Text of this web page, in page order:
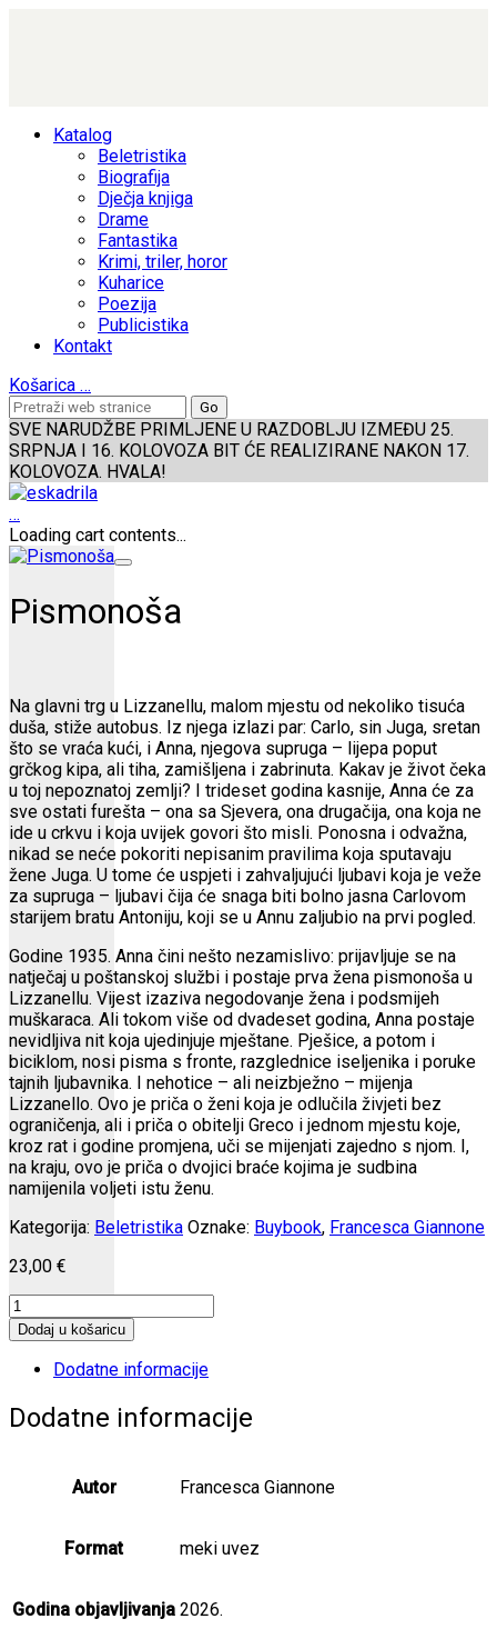
Katalog
Beletristika
Biografija
Dječja knjiga
Drame
Fantastika
Krimi, triler, horor
Kuharice
Poezija
Publicistika
Kontakt
Košarica …
SVE NARUDŽBE PRIMLJENE U RAZDOBLJU IZMEĐU 25.
SRPNJA I 16. KOLOVOZA BIT ĆE REALIZIRANE NAKON 17.
KOLOVOZA. HVALA!
…
Loading cart contents...
Pismonoša
Na glavni trg u Lizzanellu, malom mjestu od nekoliko tisuća
duša, stiže autobus. Iz njega izlazi par: Carlo, sin Juga, sretan
što se vraća kući, i Anna, njegova supruga – lijepa poput
grčkog kipa, ali tiha, zamišljena i zabrinuta. Kakav je život čeka
u toj nepoznatoj zemlji? I trideset godina kasnije, Anna će za
sve ostati furešta – ona sa Sjevera, ona drugačija, ona koja ne
ide u crkvu i koja uvijek govori što misli. Ponosna i odvažna,
nikad se neće pokoriti nepisanim pravilima koja sputavaju
žene Juga. U tome će uspjeti i zahvaljujući ljubavi koja je veže
za supruga – ljubavi čija će snaga biti bolno jasna Carlovom
starijem bratu Antoniju, koji se u Annu zaljubio na prvi pogled.
Godine 1935. Anna čini nešto nezamislivo: prijavljuje se na
natječaj u poštanskoj službi i postaje prva žena pismonoša u
Lizzanellu. Vijest izaziva negodovanje žena i podsmijeh
muškaraca. Ali tokom više od dvadeset godina, Anna postaje
nevidljiva nit koja ujedinjuje mještane. Pješice, a potom i
biciklom, nosi pisma s fronte, razglednice iseljenika i poruke
tajnih ljubavnika. I nehotice – ali neizbježno – mijenja
Lizzanello. Ovo je priča o ženi koja je odlučila živjeti bez
ograničenja, ali i priča o obitelji Greco i jednom mjestu koje,
kroz rat i godine promjena, uči se mijenjati zajedno s njom. I,
na kraju, ovo je priča o dvojici braće kojima je sudbina
namijenila voljeti istu ženu.
Kategorija: Beletristika Oznake: Buybook, Francesca Giannone
23,00 €
Pismonoša
količina
Dodaj u košaricu
Dodatne informacije
Dodatne informacije
Autor Francesca Giannone
Format meki uvez
Godina objavljivanja 2026.